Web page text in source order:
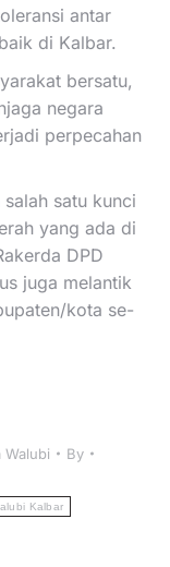
antar
di Kalbar.
bersatu,
negara
perpecahan
satu kunci
yang ada di
DPD
juga melantik
kota se-
Walubi
By
Kalbar